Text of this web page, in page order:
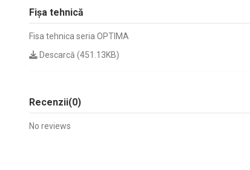
Fișa tehnică
Fisa tehnica seria OPTIMA
Descarcă (451.13KB)
Recenzii(0)
No reviews